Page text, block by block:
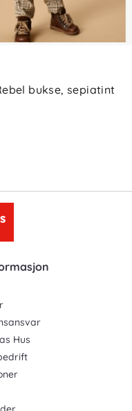
bukse, sepiatint
Hus